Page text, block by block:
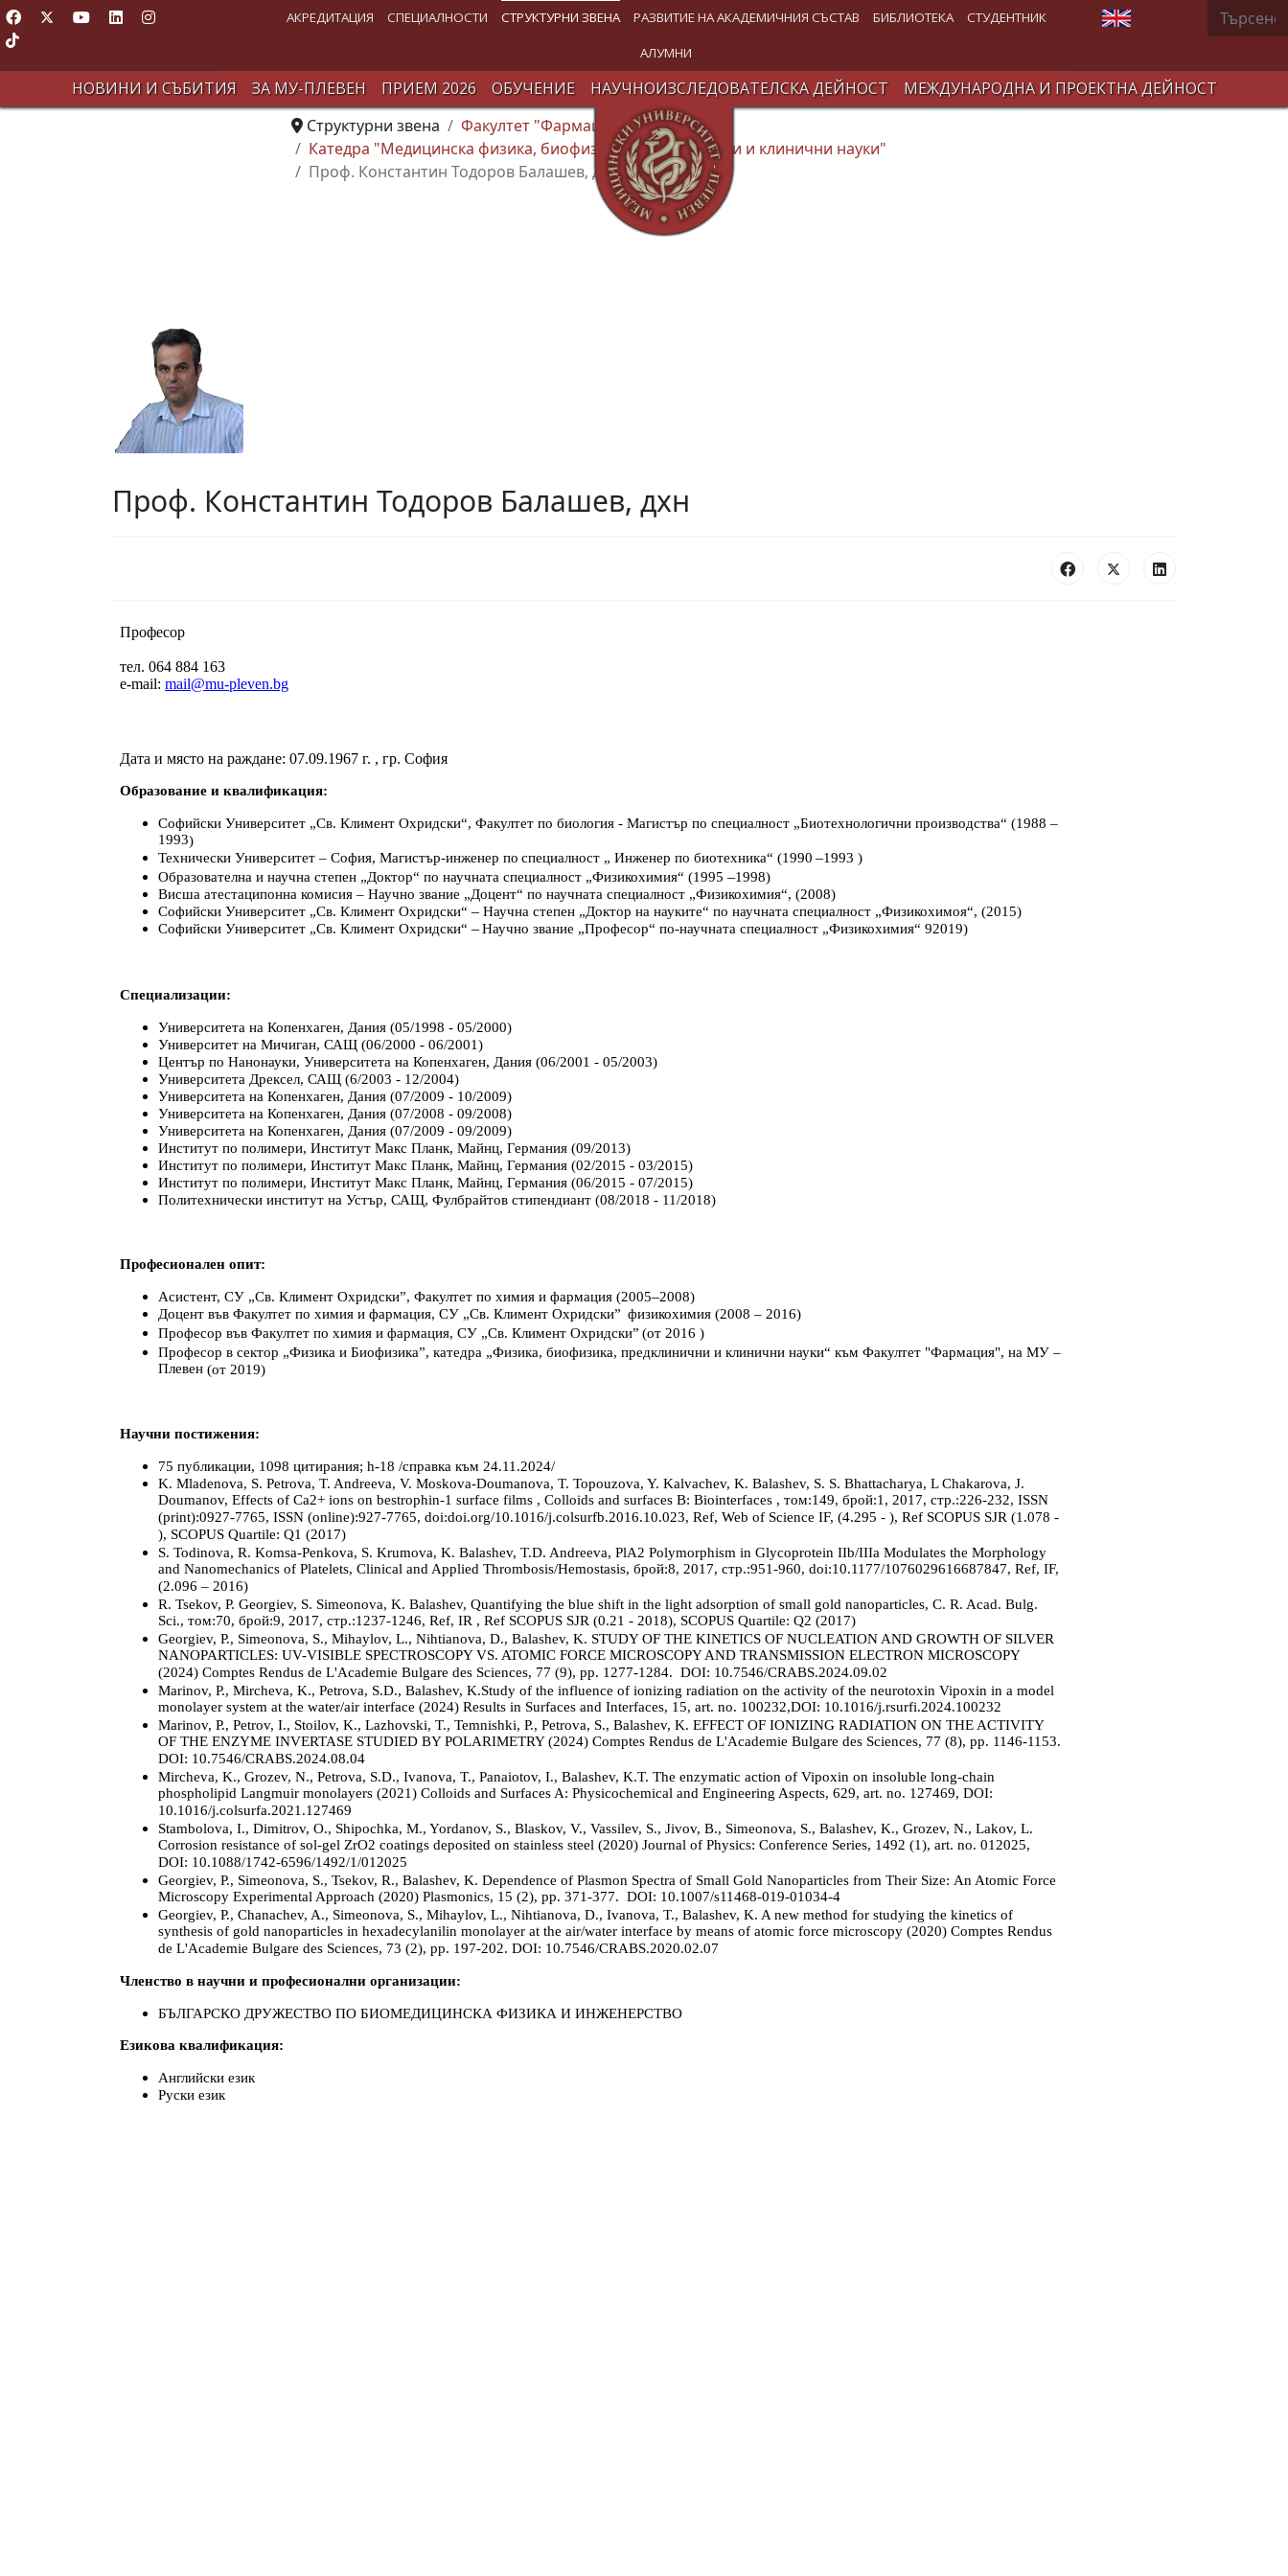
АКРЕДИТАЦИЯ СПЕЦИАЛНОСТИ СТРУКТУРНИ ЗВЕНА РАЗВИТИЕ НА АКАДЕМИЧНИЯ СЪСТАВ БИБЛИОТЕКА СТУДЕНТНИК
АЛУМНИ
Изберете език Търсене
НОВИНИ И СЪБИТИЯ ЗА МУ-ПЛЕВЕН ПРИЕМ 2026 ОБУЧЕНИЕ НАУЧНОИЗСЛЕДОВАТЕЛСКА ДЕЙНОСТ
МЕЖДУНАРОДНА И ПРОЕКТНА ДЕЙНОСТ
Структурни звена
Факултет "Фармация" (ФФ)
Катедра "Медицинска физика, биофизика, предклинични и клинични науки"
Проф. Константин Тодоров Балашев, дхн
Проф. Константин Тодоров Балашев, дхн